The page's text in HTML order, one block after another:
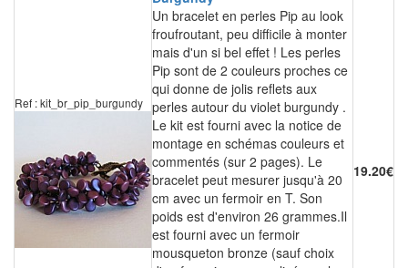
Ref : kit_br_pip_burgundy
Un bracelet en perles Pip au look
froufroutant, peu difficile à monter
mais d'un si bel effet ! Les perles
Pip sont de 2 couleurs proches ce
qui donne de jolis reflets aux
perles autour du violet burgundy .
Le kit est fourni avec la notice de
montage en schémas couleurs et
commentés (sur 2 pages). Le
bracelet peut mesurer jusqu'à 20
cm avec un fermoir en T. Son
poids est d'environ 26 grammes.Il
est fourni avec un fermoir
mousqueton bronze (sauf choix
19.20€